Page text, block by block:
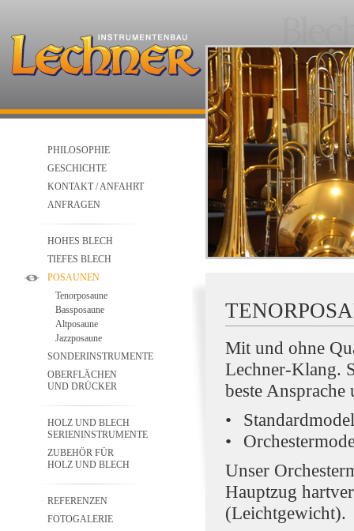
PHILOSOPHIE
GESCHICHTE
KONTAKT / ANFAHRT
ANFRAGEN
HOHES BLECH
TIEFES BLECH
POSAUNEN
Tenorposaune
Bassposaune
Altposaune
Jazzposaune
SONDERINSTRUMENTE
OBERFLÄCHEN
UND DRÜCKER
HOLZ UND BLECH
SERIENINSTRUMENTE
ZUBEHÖR FÜR
HOLZ UND BLECH
REFERENZEN
FOTOGALERIE
Mit und ohne
Lechner-Klang.
beste
Unser
Hauptzug
(Leichtgewicht).